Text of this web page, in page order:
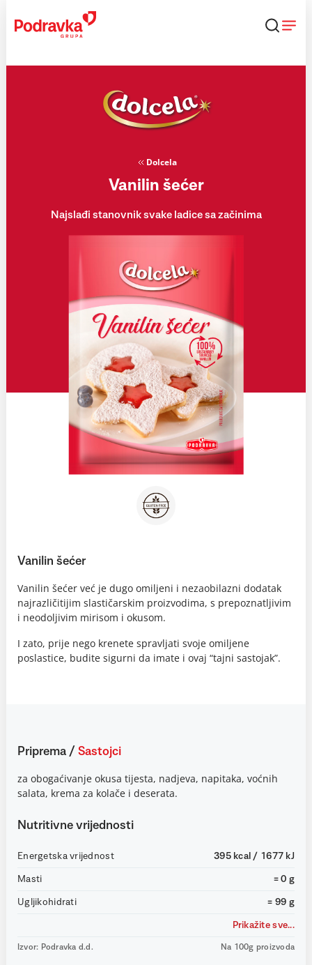
content
Dolcela
Vanilin šećer
Najslađi stanovnik svake ladice sa začinima
Vanilin šećer
Vanilin šećer već je dugo omiljeni i nezaobilazni dodatak
najrazličitijim slastičarskim proizvodima, s prepoznatljivim
i neodoljivim mirisom i okusom.
I zato, prije nego krenete spravljati svoje omiljene
poslastice, budite sigurni da imate i ovaj “tajni sastojak”.
Priprema / Sastojci
za obogaćivanje okusa tijesta, nadjeva, napitaka, voćnih
salata, krema za kolače i deserata.
Nutritivne vrijednosti
Energetska vrijednost 395 kcal / 1677 kJ
Masti = 0 g
Ugljikohidrati = 99 g
Prikažite sve...
Izvor: Podravka d.d. Na 100g proizvoda